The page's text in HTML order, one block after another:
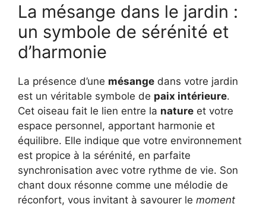
La mésange dans le jardin :
un symbole de sérénité et
d’harmonie
La présence d’une mésange dans votre jardin
est un véritable symbole de paix intérieure.
Cet oiseau fait le lien entre la nature et votre
espace personnel, apportant harmonie et
équilibre. Elle indique que votre environnement
est propice à la sérénité, en parfaite
synchronisation avec votre rythme de vie. Son
chant doux résonne comme une mélodie de
réconfort, vous invitant à savourer le moment